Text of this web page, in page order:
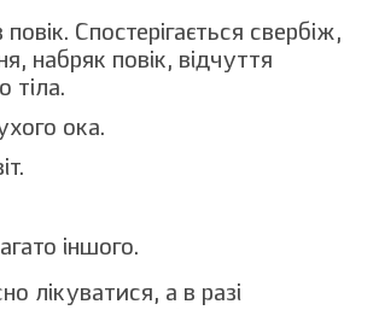
Спостерігається свербіж,
набряк повік, відчуття
тіла.
ока.
іншого.
лікуватися, а в разі